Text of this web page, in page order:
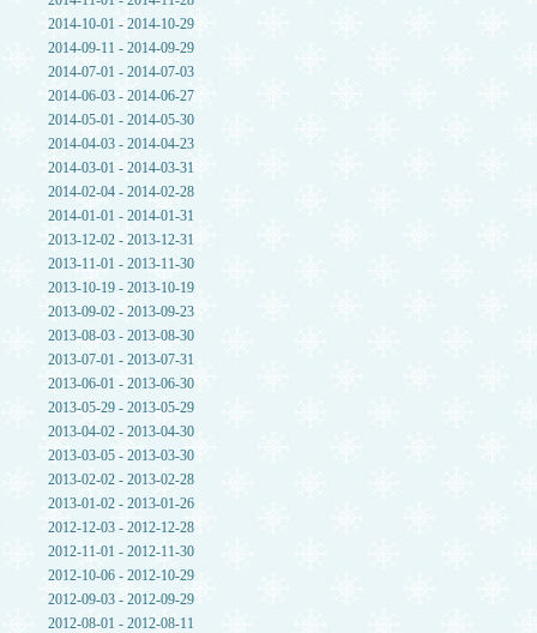
2014-10-01 - 2014-10-29
2014-09-11 - 2014-09-29
2014-07-01 - 2014-07-03
2014-06-03 - 2014-06-27
2014-05-01 - 2014-05-30
2014-04-03 - 2014-04-23
2014-03-01 - 2014-03-31
2014-02-04 - 2014-02-28
2014-01-01 - 2014-01-31
2013-12-02 - 2013-12-31
2013-11-01 - 2013-11-30
2013-10-19 - 2013-10-19
2013-09-02 - 2013-09-23
2013-08-03 - 2013-08-30
2013-07-01 - 2013-07-31
2013-06-01 - 2013-06-30
2013-05-29 - 2013-05-29
2013-04-02 - 2013-04-30
2013-03-05 - 2013-03-30
2013-02-02 - 2013-02-28
2013-01-02 - 2013-01-26
2012-12-03 - 2012-12-28
2012-11-01 - 2012-11-30
2012-10-06 - 2012-10-29
2012-09-03 - 2012-09-29
2012-08-01 - 2012-08-11